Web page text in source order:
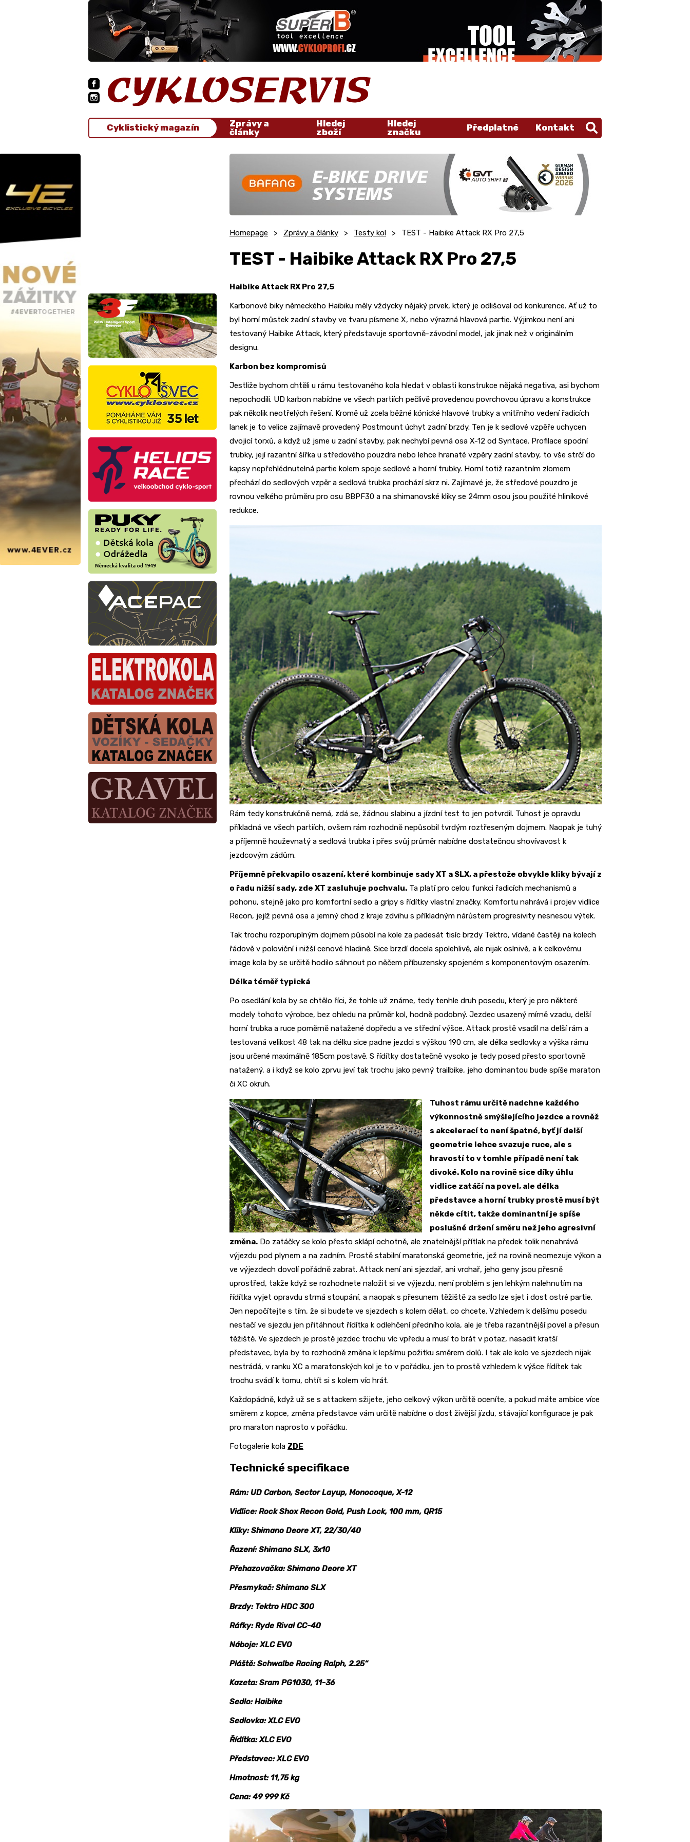
Cyklistický magazín
Zprávy a
články
Hledej
zboží
Hledej
značku
Předplatné Kontakt
Homepage Zprávy a články Testy kol TEST - Haibike Attack RX Pro 27,5
TEST - Haibike Attack RX Pro 27,5
Haibike Attack RX Pro 27,5
Karbonové biky německého Haibiku měly vždycky nějaký prvek, který je odlišoval od konkurence. Ať už to
byl horní můstek zadní stavby ve tvaru písmene X, nebo výrazná hlavová partie. Výjimkou není ani
testovaný Haibike Attack, který představuje sportovně-závodní model, jak jinak než v originálním
designu.
Karbon bez kompromisů
Jestliže bychom chtěli u rámu testovaného kola hledat v oblasti konstrukce nějaká negativa, asi bychom
nepochodili. UD karbon nabídne ve všech partiích pečlivě provedenou povrchovou úpravu a konstrukce
pak několik neotřelých řešení. Kromě už zcela běžné kónické hlavové trubky a vnitřního vedení řadicích
lanek je to velice zajímavě provedený Postmount úchyt zadní brzdy. Ten je k sedlové vzpěře uchycen
dvojicí torxů, a když už jsme u zadní stavby, pak nechybí pevná osa X-12 od Syntace. Profilace spodní
trubky, její razantní šířka u středového pouzdra nebo lehce hranaté vzpěry zadní stavby, to vše strčí do
kapsy nepřehlédnutelná partie kolem spoje sedlové a horní trubky. Horní totiž razantním zlomem
přechází do sedlových vzpěr a sedlová trubka prochází skrz ni. Zajímavé je, že středové pouzdro je
rovnou velkého průměru pro osu BBPF30 a na shimanovské kliky se 24mm osou jsou použité hliníkové
redukce.
Rám tedy konstrukčně nemá, zdá se, žádnou slabinu a jízdní test to jen potvrdil. Tuhost je opravdu
příkladná ve všech partiích, ovšem rám rozhodně nepůsobil tvrdým roztřeseným dojmem. Naopak je tuhý
a příjemně houževnatý a sedlová trubka i přes svůj průměr nabídne dostatečnou shovívavost k
jezdcovým zádům.
Příjemně překvapilo osazení, které kombinuje sady XT a SLX, a přestože obvykle kliky bývají z
o řadu nižší sady, zde XT zasluhuje pochvalu. Ta platí pro celou funkci řadicích mechanismů a
pohonu, stejně jako pro komfortní sedlo a gripy s řídítky vlastní značky. Komfortu nahrává i projev vidlice
Recon, jejíž pevná osa a jemný chod z kraje zdvihu s příkladným nárůstem progresivity nesnesou výtek.
Tak trochu rozporuplným dojmem působí na kole za padesát tisíc brzdy Tektro, vídané častěji na kolech
řádově v poloviční i nižší cenové hladině. Sice brzdí docela spolehlivě, ale nijak oslnivě, a k celkovému
image kola by se určitě hodilo sáhnout po něčem příbuzensky spojeném s komponentovým osazením.
Délka téměř typická
Po osedlání kola by se chtělo říci, že tohle už známe, tedy tenhle druh posedu, který je pro některé
modely tohoto výrobce, bez ohledu na průměr kol, hodně podobný. Jezdec usazený mírně vzadu, delší
horní trubka a ruce poměrně natažené dopředu a ve střední výšce. Attack prostě vsadil na delší rám a
testovaná velikost 48 tak na délku sice padne jezdci s výškou 190 cm, ale délka sedlovky a výška rámu
jsou určené maximálně 185cm postavě. S řídítky dostatečně vysoko je tedy posed přesto sportovně
natažený, a i když se kolo zprvu jeví tak trochu jako pevný trailbike, jeho dominantou bude spíše maraton
či XC okruh.
Tuhost rámu určitě nadchne každého
výkonnostně smýšlejícího jezdce a rovněž
s akcelerací to není špatné, byť jí delší
geometrie lehce svazuje ruce, ale s
hravostí to v tomhle případě není tak
divoké. Kolo na rovině sice díky úhlu
vidlice zatáčí na povel, ale délka
představce a horní trubky prostě musí být
někde cítit, takže dominantní je spíše
poslušné držení směru než jeho agresivní
změna. Do zatáčky se kolo přesto sklápí ochotně, ale znatelnější přítlak na předek tolik nenahrává
výjezdu pod plynem a na zadním. Prostě stabilní maratonská geometrie, jež na rovině neomezuje výkon a
ve výjezdech dovolí pořádně zabrat. Attack není ani sjezdař, ani vrchař, jeho geny jsou přesně
uprostřed, takže když se rozhodnete naložit si ve výjezdu, není problém s jen lehkým nalehnutím na
řídítka vyjet opravdu strmá stoupání, a naopak s přesunem těžiště za sedlo lze sjet i dost ostré partie.
Jen nepočítejte s tím, že si budete ve sjezdech s kolem dělat, co chcete. Vzhledem k delšímu posedu
nestačí ve sjezdu jen přitáhnout řídítka k odlehčení předního kola, ale je třeba razantnější povel a přesun
těžiště. Ve sjezdech je prostě jezdec trochu víc vpředu a musí to brát v potaz, nasadit kratší
představec, byla by to rozhodně změna k lepšímu požitku směrem dolů. I tak ale kolo ve sjezdech nijak
nestrádá, v ranku XC a maratonských kol je to v pořádku, jen to prostě vzhledem k výšce řídítek tak
trochu svádí k tomu, chtít si s kolem víc hrát.
Každopádně, když už se s attackem sžijete, jeho celkový výkon určitě oceníte, a pokud máte ambice více
směrem z kopce, změna představce vám určitě nabídne o dost živější jízdu, stávající konfigurace je pak
pro maraton naprosto v pořádku.
Fotogalerie kola ZDE
Technické specifikace
Rám: UD Carbon, Sector Layup, Monocoque, X-12
Vidlice: Rock Shox Recon Gold, Push Lock, 100 mm, QR15
Kliky: Shimano Deore XT, 22/30/40
Řazení: Shimano SLX, 3x10
Přehazovačka: Shimano Deore XT
Přesmykač: Shimano SLX
Brzdy: Tektro HDC 300
Ráfky: Ryde Rival CC-40
Náboje: XLC EVO
Pláště: Schwalbe Racing Ralph, 2.25“
Kazeta: Sram PG1030, 11-36
Sedlo: Haibike
Sedlovka: XLC EVO
Řídítka: XLC EVO
Představec: XLC EVO
Hmotnost: 11,75 kg
Cena: 49 999 Kč